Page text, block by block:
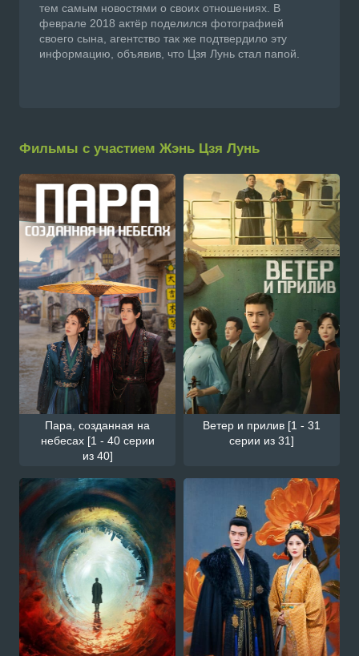
тем самым новостями о своих отношениях. В
феврале 2018 актёр поделился фотографией
своего сына, агентство так же подтвердило эту
информацию, объявив, что Цзя Лунь стал папой.
Фильмы с участием Жэнь Цзя Лунь
Пара, созданная на
небесах [1 - 40 серии
из 40]
Ветер и прилив [1 - 31
серии из 31]